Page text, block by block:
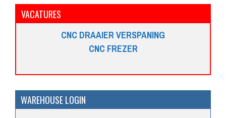
VACATURES
CNC DRAAIER VERSPANING
CNC FREZER
WAREHOUSE LOGIN